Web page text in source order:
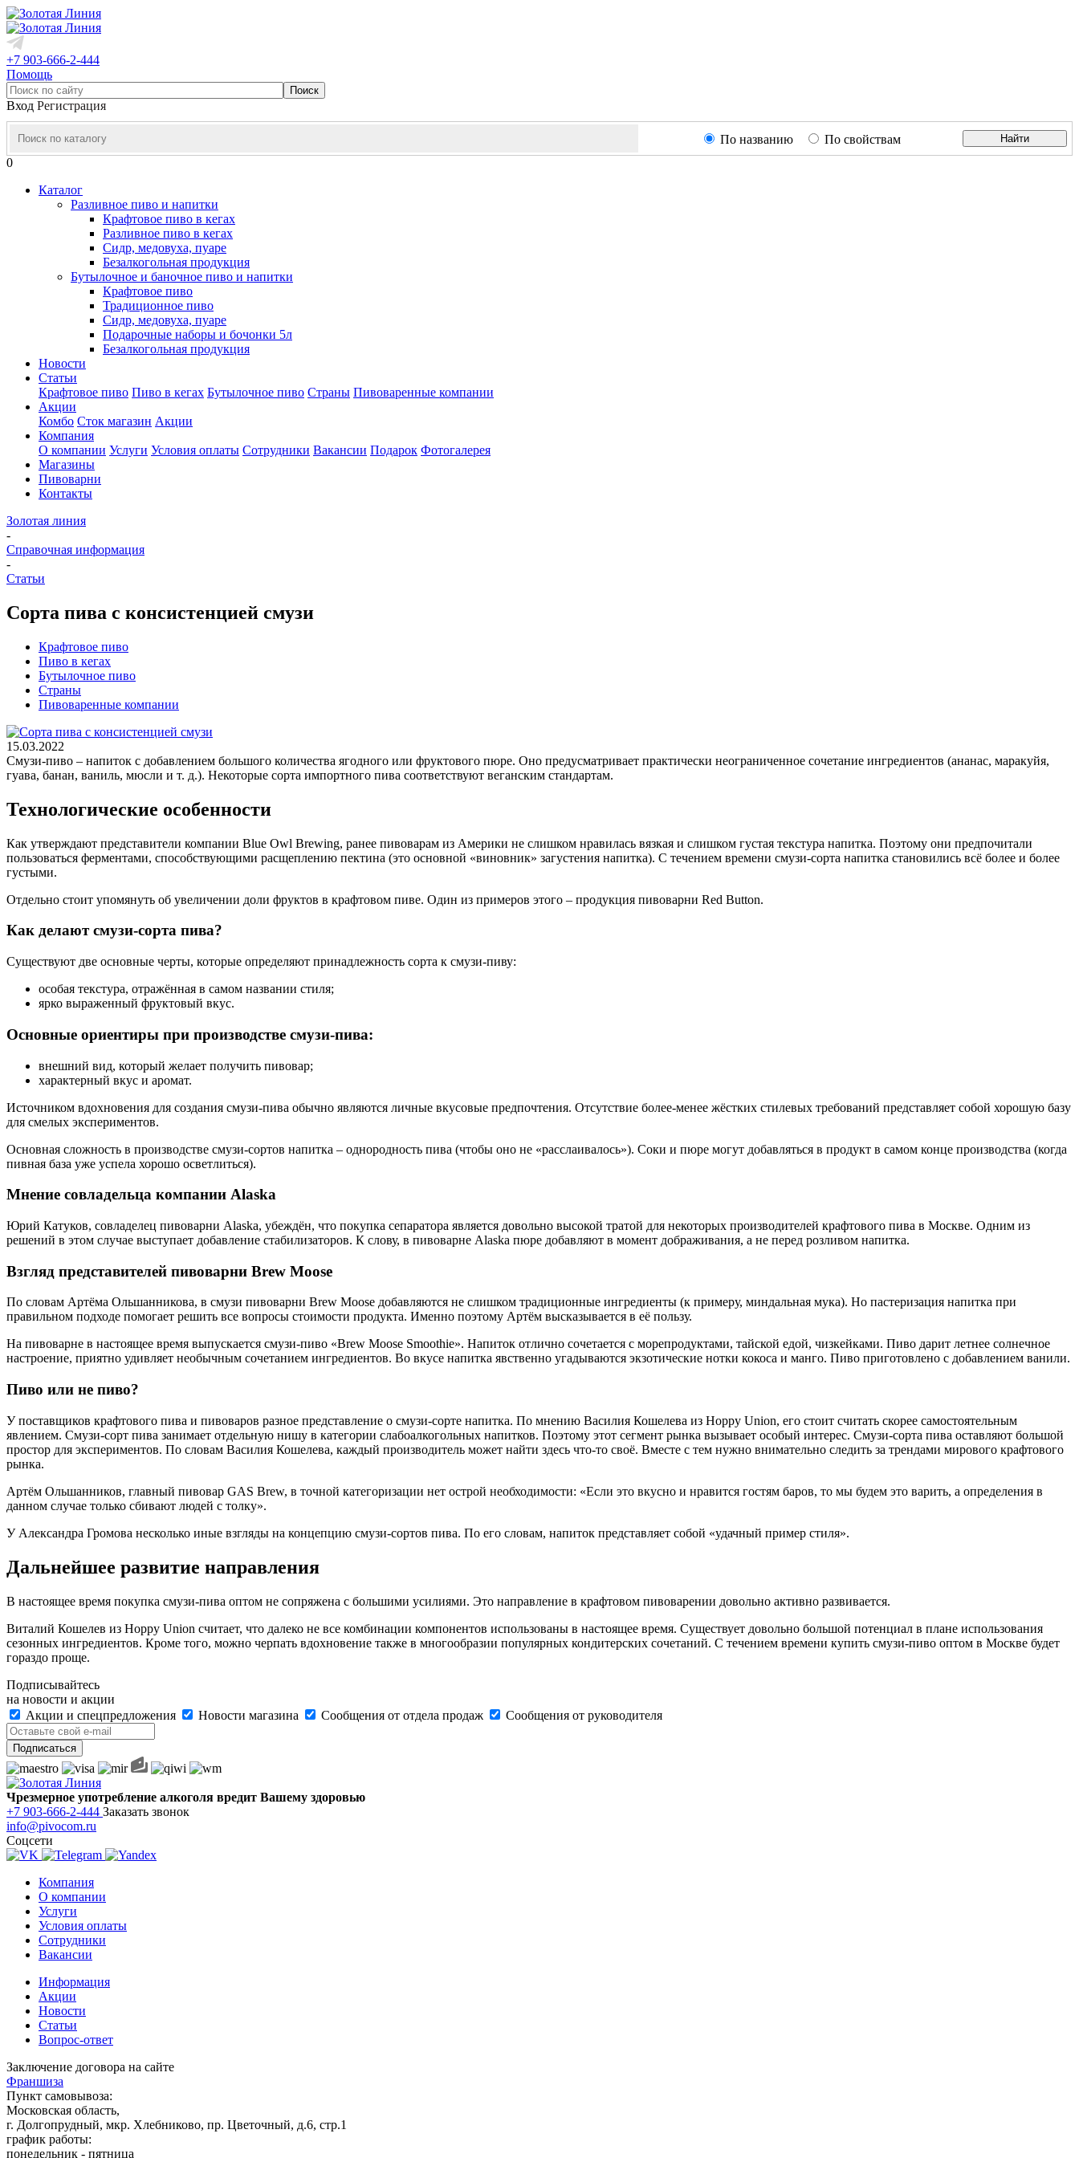
+7 903-666-2-444
Помощь
Вход Регистрация
По названию По свойствам Найти
0
Каталог
Разливное пиво и напитки
Крафтовое пиво в кегах
Разливное пиво в кегах
Сидр, медовуха, пуаре
Безалкогольная продукция
Бутылочное и баночное пиво и напитки
Крафтовое пиво
Традиционное пиво
Сидр, медовуха, пуаре
Подарочные наборы и бочонки 5л
Безалкогольная продукция
Новости
Статьи
Крафтовое пиво Пиво в кегах Бутылочное пиво Страны Пивоваренные компании
Акции
Комбо Сток магазин Акции
Компания
О компании Услуги Условия оплаты Сотрудники Вакансии Подарок Фотогалерея
Магазины
Пивоварни
Контакты
Золотая линия
-
Справочная информация
-
Статьи
Сорта пива с консистенцией смузи
Крафтовое пиво
Пиво в кегах
Бутылочное пиво
Страны
Пивоваренные компании
15.03.2022
Смузи-пиво – напиток с добавлением большого количества ягодного или фруктового пюре. Оно предусматривает практически неограниченное сочетание ингредиентов (ананас, маракуйя,
гуава, банан, ваниль, мюсли и т. д.). Некоторые сорта импортного пива соответствуют веганским стандартам.
Технологические особенности
Как утверждают представители компании Blue Owl Brewing, ранее пивоварам из Америки не слишком нравилась вязкая и слишком густая текстура напитка. Поэтому они предпочитали
пользоваться ферментами, способствующими расщеплению пектина (это основной «виновник» загустения напитка). С течением времени смузи-сорта напитка становились всё более и более
густыми.
Отдельно стоит упомянуть об увеличении доли фруктов в крафтовом пиве. Один из примеров этого – продукция пивоварни Red Button.
Как делают смузи-сорта пива?
Существуют две основные черты, которые определяют принадлежность сорта к смузи-пиву:
особая текстура, отражённая в самом названии стиля;
ярко выраженный фруктовый вкус.
Основные ориентиры при производстве смузи-пива:
внешний вид, который желает получить пивовар;
характерный вкус и аромат.
Источником вдохновения для создания смузи-пива обычно являются личные вкусовые предпочтения. Отсутствие более-менее жёстких стилевых требований представляет собой хорошую базу
для смелых экспериментов.
Основная сложность в производстве смузи-сортов напитка – однородность пива (чтобы оно не «расслаивалось»). Соки и пюре могут добавляться в продукт в самом конце производства (когда
пивная база уже успела хорошо осветлиться).
Мнение совладельца компании Alaska
Юрий Катуков, совладелец пивоварни Alaska, убеждён, что покупка сепаратора является довольно высокой тратой для некоторых производителей крафтового пива в Москве. Одним из
решений в этом случае выступает добавление стабилизаторов. К слову, в пивоварне Alaska пюре добавляют в момент дображивания, а не перед розливом напитка.
Взгляд представителей пивоварни Brew Moose
По словам Артёма Ольшанникова, в смузи пивоварни Brew Moose добавляются не слишком традиционные ингредиенты (к примеру, миндальная мука). Но пастеризация напитка при
правильном подходе помогает решить все вопросы стоимости продукта. Именно поэтому Артём высказывается в её пользу.
На пивоварне в настоящее время выпускается смузи-пиво «Brew Moose Smoothie». Напиток отлично сочетается с морепродуктами, тайской едой, чизкейками. Пиво дарит летнее солнечное
настроение, приятно удивляет необычным сочетанием ингредиентов. Во вкусе напитка явственно угадываются экзотические нотки кокоса и манго. Пиво приготовлено с добавлением ванили.
Пиво или не пиво?
У поставщиков крафтового пива и пивоваров разное представление о смузи-сорте напитка. По мнению Василия Кошелева из Hoppy Union, его стоит считать скорее самостоятельным
явлением. Смузи-сорт пива занимает отдельную нишу в категории слабоалкогольных напитков. Поэтому этот сегмент рынка вызывает особый интерес. Смузи-сорта пива оставляют большой
простор для экспериментов. По словам Василия Кошелева, каждый производитель может найти здесь что-то своё. Вместе с тем нужно внимательно следить за трендами мирового крафтового
рынка.
Артём Ольшанников, главный пивовар GAS Brew, в точной категоризации нет острой необходимости: «Если это вкусно и нравится гостям баров, то мы будем это варить, а определения в
данном случае только сбивают людей с толку».
У Александра Громова несколько иные взгляды на концепцию смузи-сортов пива. По его словам, напиток представляет собой «удачный пример стиля».
Дальнейшее развитие направления
В настоящее время покупка смузи-пива оптом не сопряжена с большими усилиями. Это направление в крафтовом пивоварении довольно активно развивается.
Виталий Кошелев из Hoppy Union считает, что далеко не все комбинации компонентов использованы в настоящее время. Существует довольно большой потенциал в плане использования
сезонных ингредиентов. Кроме того, можно черпать вдохновение также в многообразии популярных кондитерских сочетаний. С течением времени купить смузи-пиво оптом в Москве будет
гораздо проще.
Подписывайтесь
на новости и акции
Акции и спецпредложения
Новости магазина Сообщения от отдела продаж Сообщения от руководителя
Чрезмерное употребление алкоголя вредит Вашему здоровью
+7 903-666-2-444 Заказать звонок
info@pivocom.ru
Соцсети
Компания
О компании
Услуги
Условия оплаты
Сотрудники
Вакансии
Информация
Акции
Новости
Статьи
Вопрос-ответ
Заключение договора на сайте
Франшиза
Пункт самовывоза:
Московская область,
г. Долгопрудный, мкр. Хлебниково, пр. Цветочный, д.6, стр.1
график работы:
понедельник - пятница